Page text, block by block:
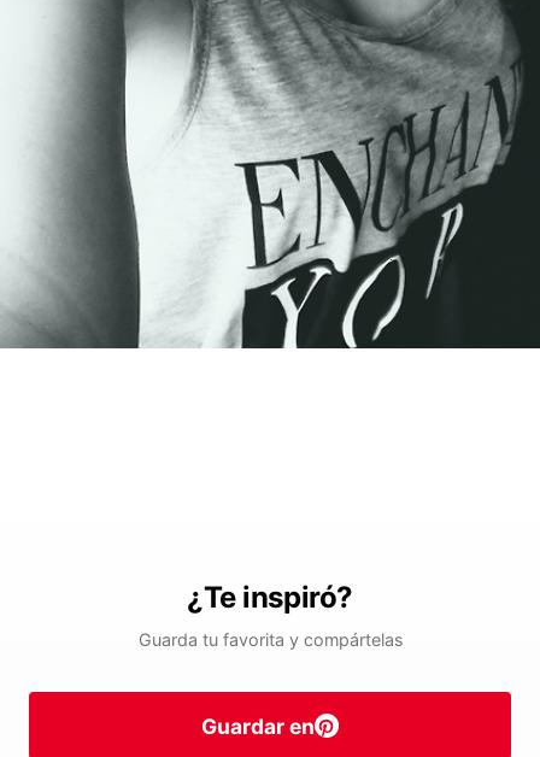
¿Te inspiró?
Guarda tu favorita y compártelas
Guardar en